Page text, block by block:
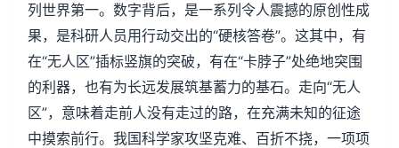
列世界第一。数字背后，是一系列令人震撼的原创性成
果，是科研人员用行动交出的“硬核答卷”。这其中，有
在“无人区”插标竖旗的突破，有在“卡脖子”处绝地突围
的利器，也有为长远发展筑基蓄力的基石。走向“无人
区”，意味着走前人没有走过的路，在充满未知的征途
中摸索前行。我国科学家攻坚克难、百折不挠，一项项